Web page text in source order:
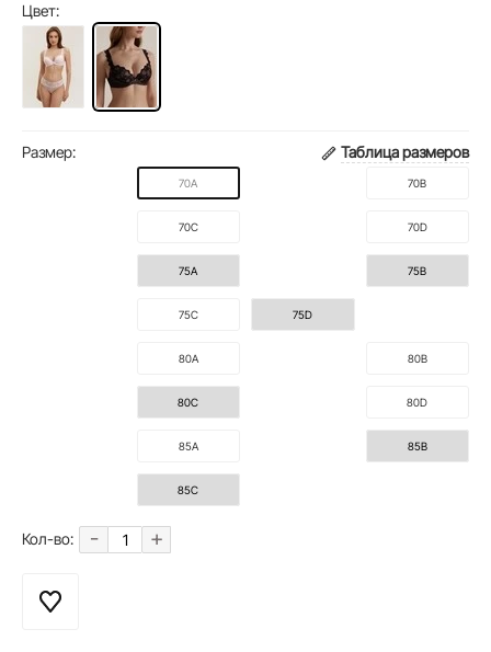
Цвет:
Размер: Таблица размеров
70A 70B
70C 70D
75A 75B
75C 75D
80A 80B
80C 80D
85A 85B
85C
Кол-во: - +